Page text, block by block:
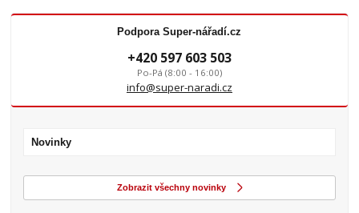
Podpora Super-nářadí.cz
+420 597 603 503
Po-Pá (8:00 - 16:00)
info@super-naradi.cz
Novinky
Zobrazit všechny novinky